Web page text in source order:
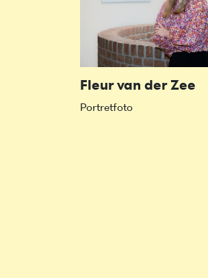
Fleur van der Zee
Portretfoto